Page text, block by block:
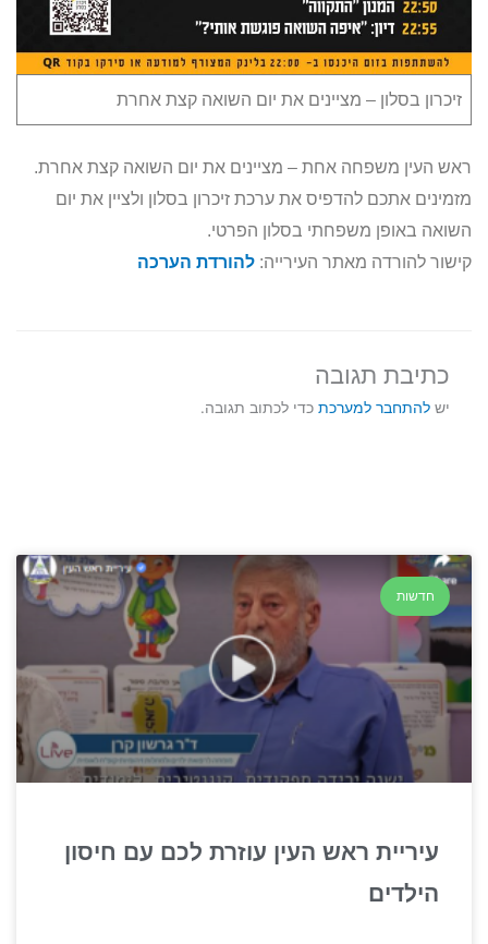
זיכרון בסלון – מציינים את יום השואה קצת אחרת
ראש העין משפחה אחת – מציינים את יום השואה קצת אחרת.
מזמינים אתכם להדפיס את ערכת זיכרון בסלון ולציין את יום
השואה באופן משפחתי בסלון הפרטי.
קישור להורדה מאתר העירייה: להורדת הערכה
כתיבת תגובה
יש להתחבר למערכת כדי לכתוב תגובה.
חדשות
עיריית ראש העין עוזרת לכם עם חיסון
הילדים